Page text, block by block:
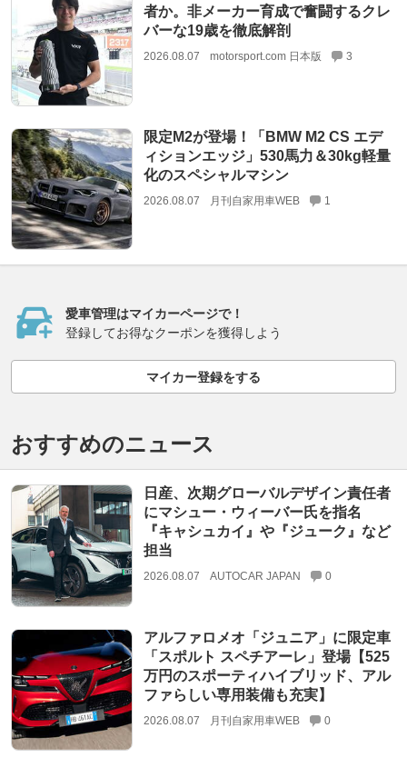
者か。非メーカー育成で奮闘するクレ
バーな19歳を徹底解剖
2026.08.07 motorsport.com 日本版 3
限定M2が登場！「BMW M2 CS エデ
ィションエッジ」530馬力＆30kg軽量
化のスペシャルマシン
2026.08.07 月刊自家用車WEB 1
愛車管理はマイカーページで！
登録してお得なクーポンを獲得しよう
マイカー登録をする
おすすめのニュース
日産、次期グローバルデザイン責任者
にマシュー・ウィーバー氏を指名
『キャシュカイ』や『ジューク』など
担当
2026.08.07 AUTOCAR JAPAN 0
アルファロメオ「ジュニア」に限定車
「スポルト スペチアーレ」登場【525
万円のスポーティハイブリッド、アル
ファらしい専用装備も充実】
2026.08.07 月刊自家用車WEB 0